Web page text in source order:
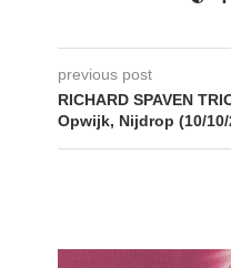
previous post
RICHARD SPAVEN
Opwijk, Nijdrop (10/10/